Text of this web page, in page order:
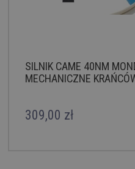
SILNIK CAME 40NM
MECHANICZNE
309,00 zł